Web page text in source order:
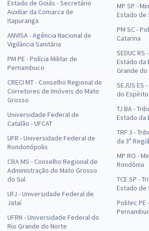
Estado de Goiás - Secretário
Auxiliar da Comarca de
Itapuranga
ANVISA - Agência Nacional de
Vigilância Sanitária
PM PE - Polícia Militar de
Pernambuco
CRECI MT - Conselho Regional de
Corretores de Imóveis do Mato
Grosso
Universidade Federal de
Catalão - UFCAT
UFR - Universidade Federal de
Rondonópolis
CRA MS - Conselho Regional de
Administração do Mato Grosso
do Sul
UFJ - Universidade Federal de
Jataí
UFRN - Universidade Federal do
Rio Grande do Norte
MP SP -
Estado de
PM SC -
Catarina
SEDUC
Estado da
Grande do
SEJUS ES
do
TJ BA -
Estado da
TRF 3 -
da 3ª
MP RO -
Rondônia
TCE SP -
Estado de
Politec PE